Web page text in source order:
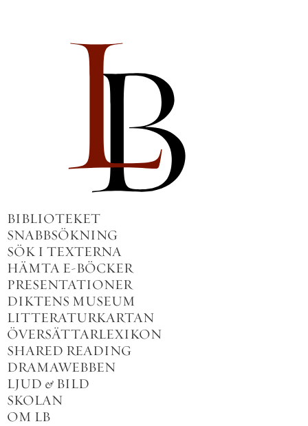
BIBLIOTEKET
SNABBSÖKNING
SÖK I TEXTERNA
HÄMTA E-BÖCKER
PRESENTATIONER
DIKTENS MUSEUM
LITTERATURKARTAN
ÖVERSÄTTARLEXIKON
SHARED READING
DRAMAWEBBEN
LJUD & BILD
SKOLAN
OM LB